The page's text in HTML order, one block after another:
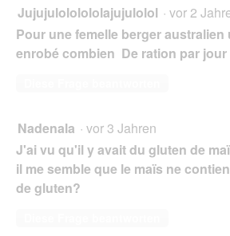
Jujujulololololajujulolol · vor 2
Pour une femelle berger australien
enrobé combien De ration par jour
Nadenala · vor 3 Jahren
J'ai vu qu'il y avait du gluten de
il me semble que le maïs ne
de gluten?